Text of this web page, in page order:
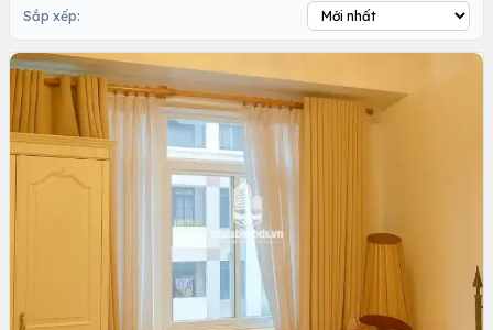
Sắp xếp: